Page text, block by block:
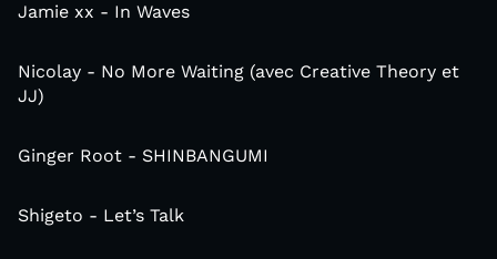
Jamie xx - In Waves
Nicolay - No More Waiting (avec Creative Theory et
JJ)
Ginger Root - SHINBANGUMI
Shigeto - Let’s Talk